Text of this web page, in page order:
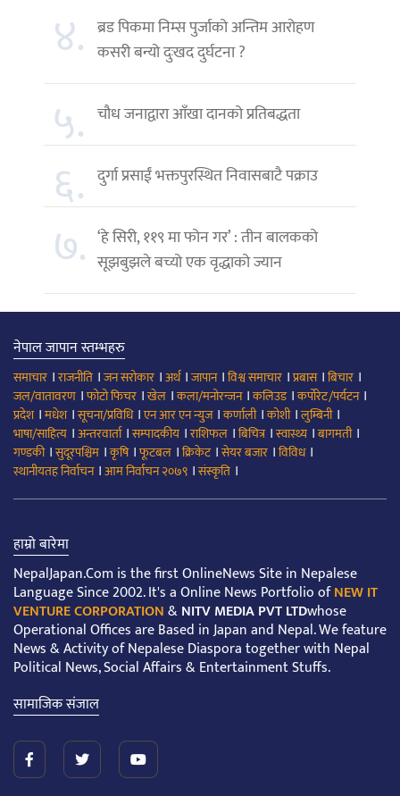
४. ब्रड पिकमा निम्स पुर्जाको अन्तिम आरोहण
कसरी बन्यो दुःखद दुर्घटना ?
५. चौध जनाद्वारा आँखा दानको प्रतिबद्धता
६. दुर्गा प्रसाईं भक्तपुरस्थित निवासबाटै पक्राउ
७. ‘हे सिरी, ११९ मा फोन गर’ : तीन बालकको
सूझबुझले बच्यो एक वृद्धाको ज्यान
नेपाल जापान स्तम्भहरु
समाचार ।राजनीति ।जन सरोकार ।अर्थ।जापान।विश्व समाचार ।प्रबास।बिचार ।
जल/वातावरण ।फोटो फिचर ।खेल ।कला/मनोरन्जन।कलिउड।कर्पोरेट/पर्यटन।
प्रदेश।मधेश।सूचना/प्रविधि।एन आर एन न्युज।कर्णाली।कोशी।लुम्बिनी।
भाषा/साहित्य ।अन्तरवार्ता।सम्पादकीय ।राशिफल ।बिचित्र।स्वास्थ्य ।बागमती।
गण्डकी।सुदूरपश्चिम ।कृषि।फूटबल ।क्रिकेट।सेयर बजार ।विविध।
स्थानीयतह निर्वाचन।आम निर्वाचन २०७९ ।संस्कृति ।
हाम्रो बारेमा
NepalJapan.Com is the first OnlineNews Site in Nepalese
Language Since 2002. It's a Online News Portfolio ofNEW IT
VENTURE CORPORATION&NITV MEDIA PVT LTDwhose
Operational Offices are Based in Japan and Nepal. We feature
News & Activity of Nepalese Diaspora together with Nepal
Political News, Social Affairs & Entertainment Stuffs.
सामाजिक संजाल